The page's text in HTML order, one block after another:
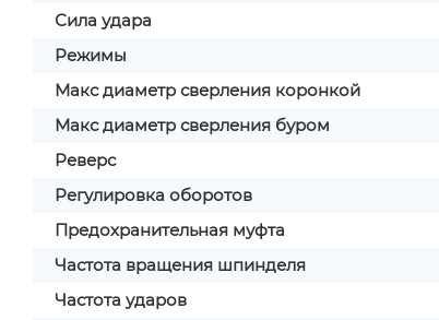
Сила удара
Режимы
Макс диаметр сверления коронкой
Макс диаметр сверления буром
Реверс
Регулировка оборотов
Предохранительная муфта
Частота вращения шпинделя
Частота ударов